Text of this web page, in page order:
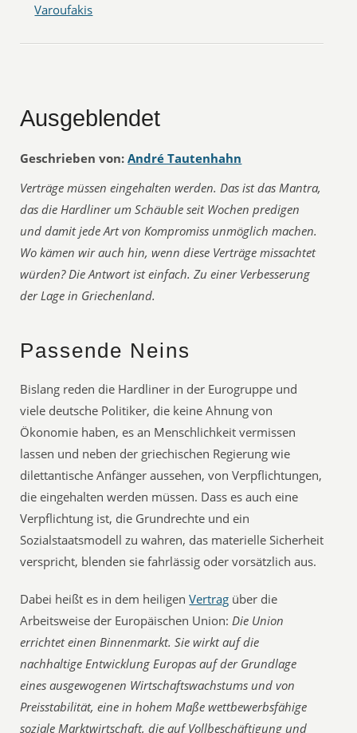
Varoufakis
Ausgeblendet
Geschrieben von: André Tautenhahn
Verträge müssen eingehalten werden. Das ist das Mantra,
das die Hardliner um Schäuble seit Wochen predigen
und damit jede Art von Kompromiss unmöglich machen.
Wo kämen wir auch hin, wenn diese Verträge missachtet
würden? Die Antwort ist einfach. Zu einer Verbesserung
der Lage in Griechenland.
Passende Neins
Bislang reden die Hardliner in der Eurogruppe und
viele deutsche Politiker, die keine Ahnung von
Ökonomie haben, es an Menschlichkeit vermissen
lassen und neben der griechischen Regierung wie
dilettantische Anfänger aussehen, von Verpflichtungen,
die eingehalten werden müssen. Dass es auch eine
Verpflichtung ist, die Grundrechte und ein
Sozialstaatsmodell zu wahren, das materielle Sicherheit
verspricht, blenden sie fahrlässig oder vorsätzlich aus.
Dabei heißt es in dem heiligenVertrag über die
Arbeitsweise der Europäischen Union: Die Union
errichtet einen Binnenmarkt. Sie wirkt auf die
nachhaltige Entwicklung Europas auf der Grundlage
eines ausgewogenen Wirtschaftswachstums und von
Preisstabilität, eine in hohem Maße wettbewerbsfähige
soziale Marktwirtschaft, die auf Vollbeschäftigung und